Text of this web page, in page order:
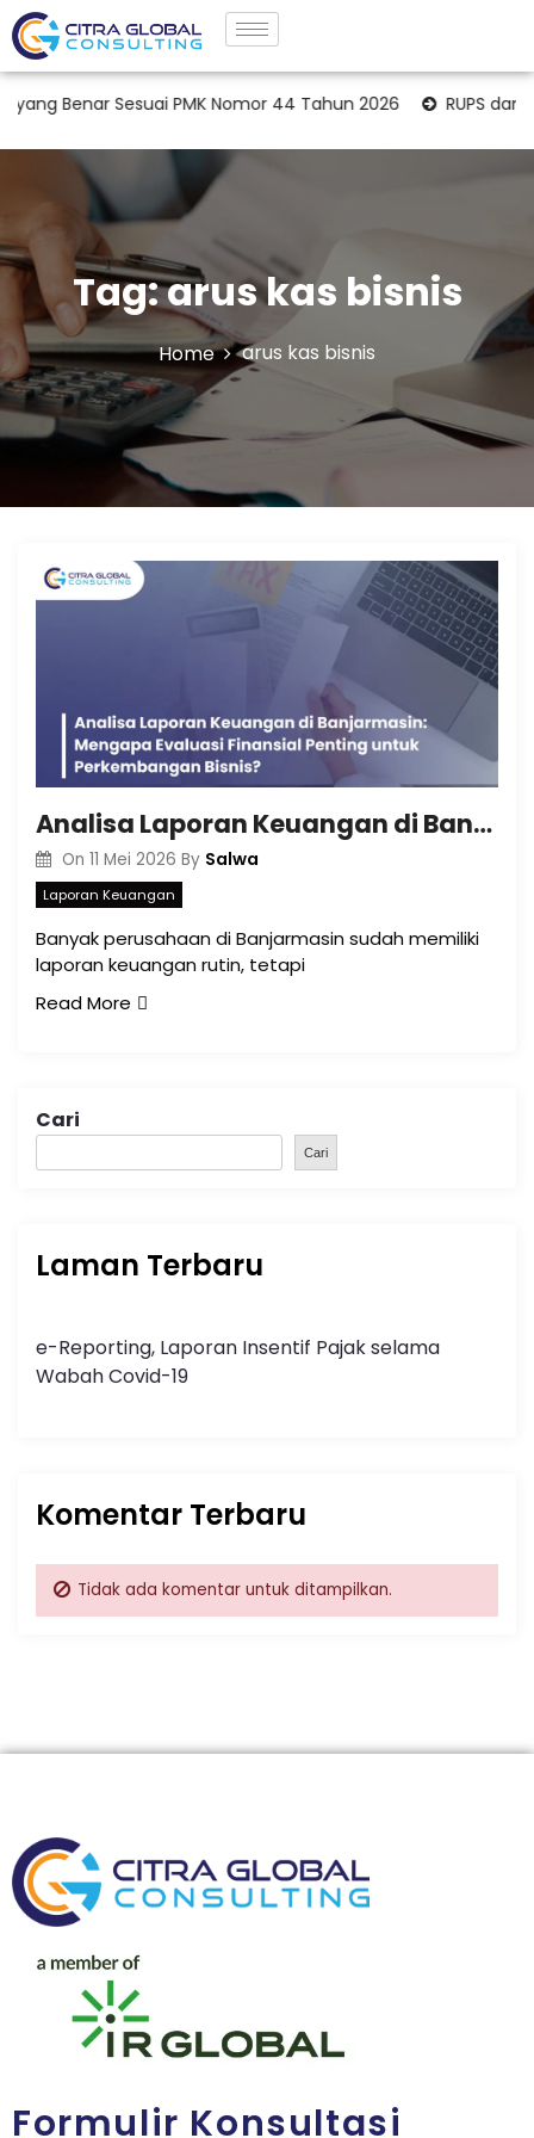
Benar Sesuai PMK Nomor 44 Tahun 2026 RUPS dan
Tag:arus kas bisnis
Home arus kas bisnis
Analisa Laporan Keuangan di Banjarmasin: Mengapa Evaluasi Finansial Penting untuk Perkembangan Bisnis?
On 11 Mei 2026 By Salwa
Laporan Keuangan
Banyak perusahaan di Banjarmasin sudah memiliki
laporan keuangan rutin, tetapi
Read More
Cari
Cari
Laman Terbaru
e-Reporting, Laporan Insentif Pajak selama
Wabah Covid-19
Komentar Terbaru
Tidak ada komentar untuk ditampilkan.
Formulir Konsultasi